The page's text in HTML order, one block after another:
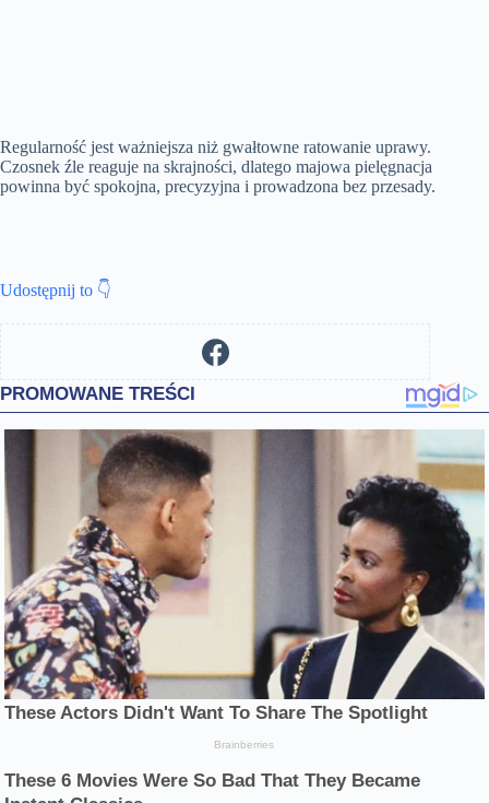
Regularność jest ważniejsza niż gwałtowne ratowanie uprawy.
Czosnek źle reaguje na skrajności, dlatego majowa pielęgnacja
powinna być spokojna, precyzyjna i prowadzona bez przesady.
Udostępnij to 👇